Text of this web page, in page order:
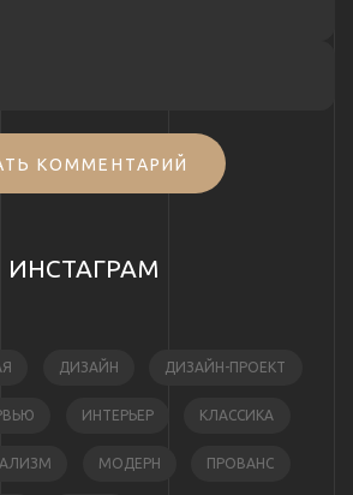
КОММЕНТАРИЙ
ИНСТАГРАМ
ДИЗАЙН ДИЗАЙН-ПРОЕКТ
ИНТЕРЬЕР КЛАССИКА
МОДЕРН ПРОВАНС